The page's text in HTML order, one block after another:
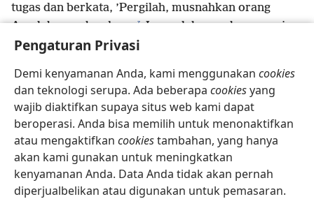
Pengaturan Privasi
Demi kenyamanan Anda, kami menggunakan cookies
dan teknologi serupa. Ada beberapa cookiesyang
wajib diaktifkan supaya situs web kami dapat
beroperasi. Anda bisa memilih untuk menonaktifkan
atau mengaktifkan cookiestambahan, yang hanya
akan kami gunakan untuk meningkatkan
kenyamanan Anda. Data Anda tidak akan pernah
diperjualbelikan atau digunakan untuk pemasaran.
tugas dan berkata, ’Pergilah, musnahkan orang
Amalek yang berdosa. z Lawanlah mereka sampai
kamu membasmi mereka.’
menjarah dengan rakus b dan melakukan hal yang
buruk di mata Yehuwa!”
20
Saul menjawab, ”Tapi saya sudah menaati
kata-kata Yehuwa! Saya pergi melakukan tugas yang
Yehuwa berikan, menangkap Agag raja Amalek, dan
memusnahkan orang Amalek.
c 21 Para prajurit
mengambil domba dan sapi yang terbaik dari jarahan